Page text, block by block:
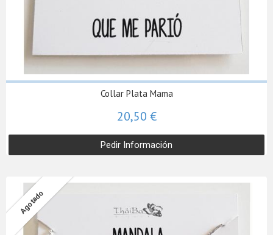
Collar Plata Mama
20,50 €
Pedir Información
Agotado